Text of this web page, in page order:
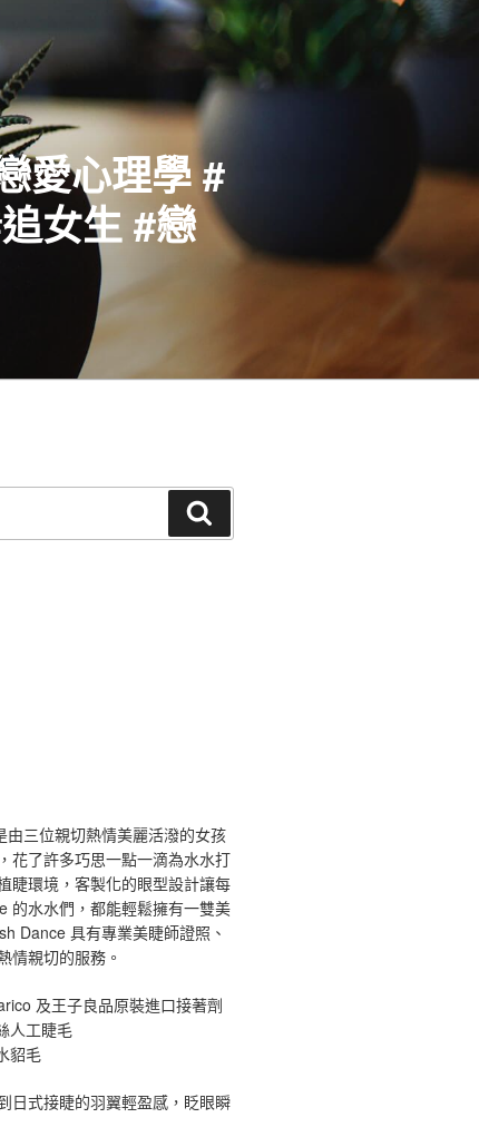
愛心理學 #
女生 #戀
尋
由三位親切熱情美麗活潑的女孩
花了許多巧思一點一滴為水水打
睫環境，客製化的眼型設計讓每
的水水們，都能輕鬆擁有一雙美
Dance 具有專業美睫師證照、
情親切的服務。
及王子良品原裝進口接著劑
人工睫毛
貂毛
日式接睫的羽翼輕盈感，眨眼瞬